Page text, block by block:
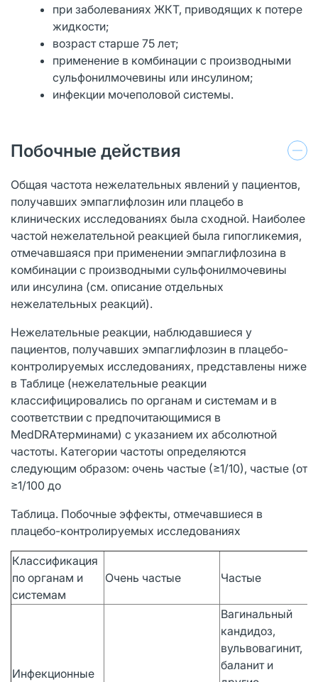
при заболеваниях ЖКТ, приводящих к потере
жидкости;
возраст старше 75 лет;
применение в комбинации с производными
сульфонилмочевины или инсулином;
инфекции мочеполовой системы.
Побочные действия
Общая частота нежелательных явлений у пациентов,
получавших эмпаглифлозин или плацебо в
клинических исследованиях была сходной. Наиболее
частой нежелательной реакцией была гипогликемия,
отмечавшаяся при применении эмпаглифлозина в
комбинации с производными сульфонилмочевины
или инсулина (см. описание отдельных
нежелательных реакций).
Нежелательные реакции, наблюдавшиеся у
пациентов, получавших эмпаглифлозин в плацебо-
контролируемых исследованиях, представлены ниже
в Таблице (нежелательные реакции
классифицировались по органам и системам и в
соответствии с предпочитающимися в
MedDRAтерминами) с указанием их абсолютной
частоты. Категории частоты определяются
следующим образом: очень частые (≥1/10), частые (от
≥1/100 до
Таблица. Побочные эффекты, отмечавшиеся в
плацебо-контролируемых исследованиях
Классификация
по органам и
системам
Очень частые Частые
Инфекционные
Вагинальный
кандидоз,
вульвовагинит,
баланит и